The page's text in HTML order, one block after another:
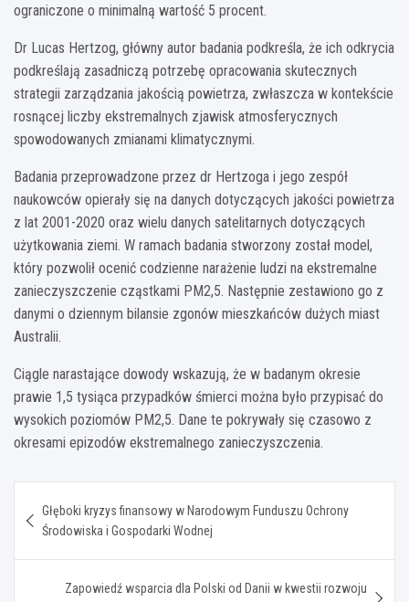
ograniczone o minimalną wartość 5 procent.
Dr Lucas Hertzog, główny autor badania podkreśla, że ich odkrycia
podkreślają zasadniczą potrzebę opracowania skutecznych
strategii zarządzania jakością powietrza, zwłaszcza w kontekście
rosnącej liczby ekstremalnych zjawisk atmosferycznych
spowodowanych zmianami klimatycznymi.
Badania przeprowadzone przez dr Hertzoga i jego zespół
naukowców opierały się na danych dotyczących jakości powietrza
z lat 2001-2020 oraz wielu danych satelitarnych dotyczących
użytkowania ziemi. W ramach badania stworzony został model,
który pozwolił ocenić codzienne narażenie ludzi na ekstremalne
zanieczyszczenie cząstkami PM2,5. Następnie zestawiono go z
danymi o dziennym bilansie zgonów mieszkańców dużych miast
Australii.
Ciągle narastające dowody wskazują, że w badanym okresie
prawie 1,5 tysiąca przypadków śmierci można było przypisać do
wysokich poziomów PM2,5. Dane te pokrywały się czasowo z
okresami epizodów ekstremalnego zanieczyszczenia.
wpisu
Głęboki kryzys finansowy w Narodowym Funduszu Ochrony
Środowiska i Gospodarki Wodnej
Zapowiedź wsparcia dla Polski od Danii w kwestii rozwoju